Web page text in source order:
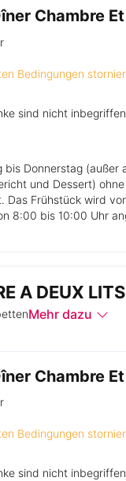
Chambre
Bedingungen
sind nicht
Donnerstag
und Dessert)
Das Frühstück wird
8:00 bis 10:00 Uhr
A DEUX LITS
Mehr dazu
Chambre
Bedingungen
sind nicht